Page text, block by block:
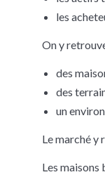
les
On y
des
des
un
Le marché y
Les maisons